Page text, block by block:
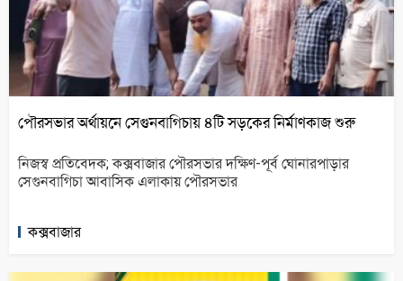
পৌরসভার অর্থায়নে সেগুনবাগিচায় ৪টি সড়কের নির্মাণকাজ শুরু
নিজস্ব প্রতিবেদক; কক্সবাজার পৌরসভার দক্ষিণ-পূর্ব ঘোনারপাড়ার
সেগুনবাগিচা আবাসিক এলাকায় পৌরসভার
কক্সবাজার